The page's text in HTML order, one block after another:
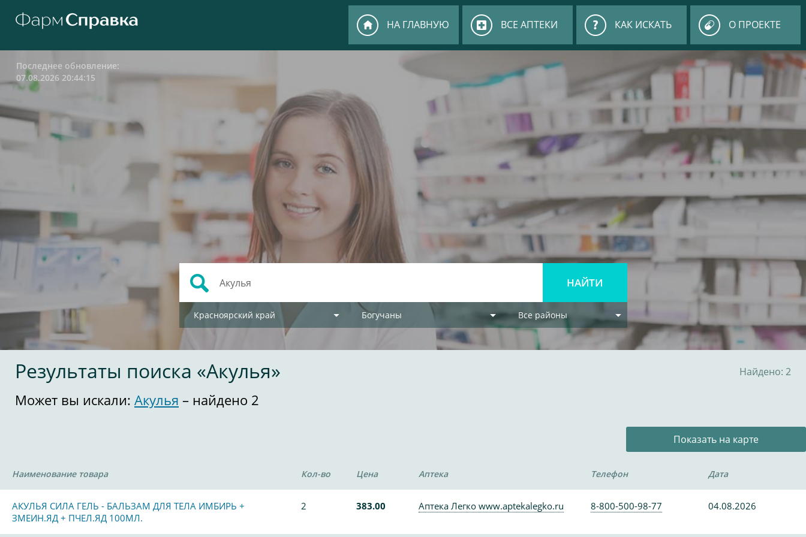
НА ГЛАВНУЮ ВСЕ АПТЕКИ КАК ИСКАТЬ О ПРОЕКТЕ
Последнее обновление:
07.08.2026 20:44:15
Красноярский край Богучаны Все районы
Результаты поиска «Акулья» Найдено: 2
Может вы искали: Акулья – найдено 2
Показать на карте
Наименование товара Кол-во Цена Аптека Телефон Дата
АКУЛЬЯ СИЛА ГЕЛЬ - БАЛЬЗАМ ДЛЯ ТЕЛА ИМБИРЬ +
ЗМЕИН.ЯД + ПЧЕЛ.ЯД 100МЛ.
2 383.00 Аптека Легко www.aptekalegko.ru 8-800-500-98-77 04.08.2026